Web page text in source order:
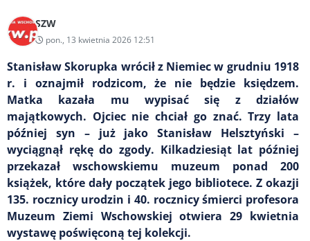
SZW
pon., 13 kwietnia 2026 12:51
Stanisław Skorupka wrócił z Niemiec w grudniu 1918
r. i oznajmił rodzicom, że nie będzie księdzem.
Matka kazała mu wypisać się z działów
majątkowych. Ojciec nie chciał go znać. Trzy lata
później syn – już jako Stanisław Helsztyński –
wyciągnął rękę do zgody. Kilkadziesiąt lat później
przekazał wschowskiemu muzeum ponad 200
książek, które dały początek jego bibliotece. Z okazji
135. rocznicy urodzin i 40. rocznicy śmierci profesora
Muzeum Ziemi Wschowskiej otwiera 29 kwietnia
wystawę poświęconą tej kolekcji.